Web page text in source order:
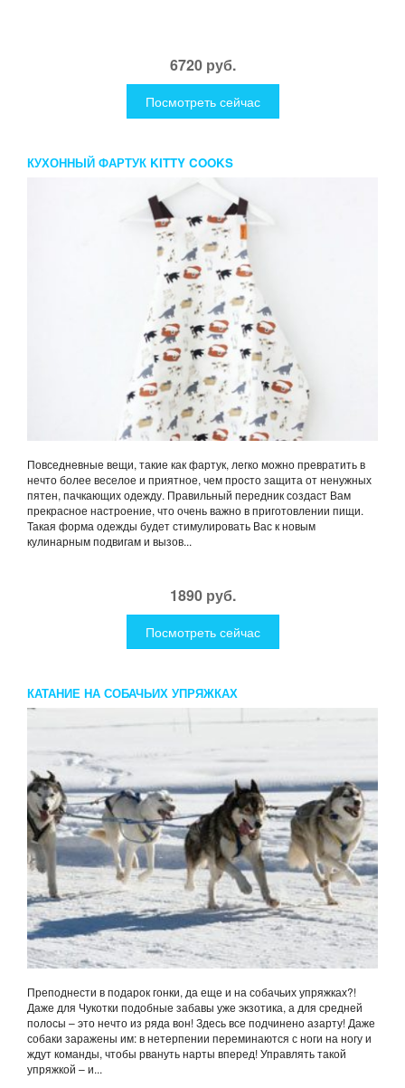
6720 руб.
Посмотреть сейчас
КУХОННЫЙ ФАРТУК KITTY COOKS
Повседневные вещи, такие как фартук, легко можно превратить в
нечто более веселое и приятное, чем просто защита от ненужных
пятен, пачкающих одежду. Правильный передник создаст Вам
прекрасное настроение, что очень важно в приготовлении пищи.
Такая форма одежды будет стимулировать Вас к новым
кулинарным подвигам и вызов...
1890 руб.
Посмотреть сейчас
КАТАНИЕ НА СОБАЧЬИХ УПРЯЖКАХ
Преподнести в подарок гонки, да еще и на собачьих упряжках?!
Даже для Чукотки подобные забавы уже экзотика, а для средней
полосы – это нечто из ряда вон! Здесь все подчинено азарту! Даже
собаки заражены им: в нетерпении переминаются с ноги на ногу и
ждут команды, чтобы рвануть нарты вперед! Управлять такой
упряжкой – и...